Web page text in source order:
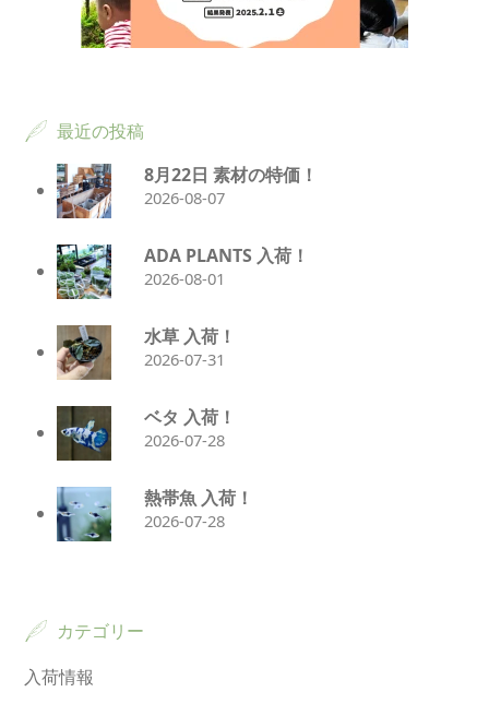
最近の投稿
8月22日 素材の特価！
2026-08-07
ADA PLANTS 入荷！
2026-08-01
水草 入荷！
2026-07-31
ベタ 入荷！
2026-07-28
熱帯魚 入荷！
2026-07-28
カテゴリー
入荷情報